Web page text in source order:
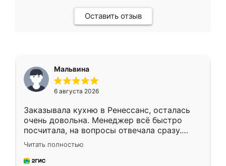
Оставить отзыв
Мальвина
6 августа 2026
Заказывала кухню в Ренессанс, осталась
очень довольна. Менеджер всё быстро
посчитала, на вопросы отвечала сразу.
Замерщик приехал в субботу, подошёл к
делу со всей ответственностью. Собрали
за день, ребята работали аккуратно, даже
Читать полностью